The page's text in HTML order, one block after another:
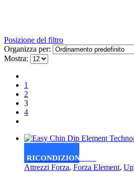
Posizione del filtro
Organizza per:
Mostra:
1
2
3
4
RICONDIZIONATO
Attrezzi Forza, Forza Element,